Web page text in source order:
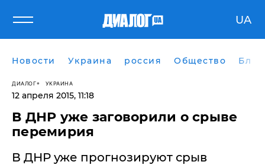
UA
Новости Украина россия Общество
ДИАЛОГ УКРАИНА
12 апреля 2015, 11:18
В ДНР уже заговорили о срыве
перемирия
В ДНР уже прогнозируют срыв